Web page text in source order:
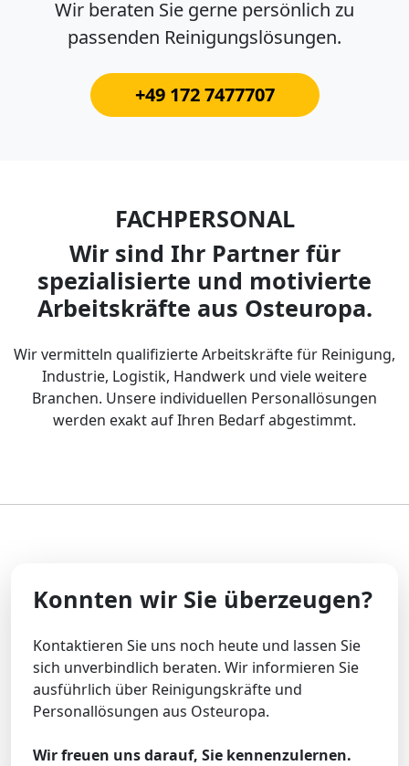
Wir beraten Sie gerne persönlich zu
passenden Reinigungslösungen.
+49 172 7477707
FACHPERSONAL
Wir sind Ihr Partner für
spezialisierte und motivierte
Arbeitskräfte aus Osteuropa.
Wir vermitteln qualifizierte Arbeitskräfte für Reinigung,
Industrie, Logistik, Handwerk und viele weitere
Branchen. Unsere individuellen Personallösungen
werden exakt auf Ihren Bedarf abgestimmt.
Konnten wir Sie überzeugen?
Kontaktieren Sie uns noch heute und lassen Sie
sich unverbindlich beraten. Wir informieren Sie
ausführlich über Reinigungskräfte und
Personallösungen aus Osteuropa.
Wir freuen uns darauf, Sie kennenzulernen.